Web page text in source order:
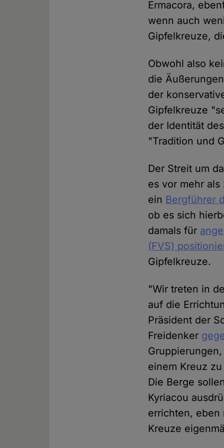
Ermacora,
wenn auch
Gipfelkreuze,
Obwohl also
die Äußerungen
der
Gipfelkreuze
der Identität
"Tradition und
Der Streit um
es vor mehr
ein Bergführer
ob es sich
damals für
(FVS)
Gipfelkreuze.
"Wir treten in
auf die
Präsident der
Freidenker
einem Kreuz
Die Berge
Kyriacou
errichten, eben
Kreuze